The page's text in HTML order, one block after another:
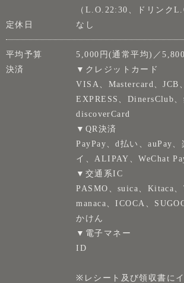
（L.O.22:30、ドリンク
定休日
なし
平均予算
5,000円(通常平均)／
決済
▼クレジットカード
VISA、Mastercard、JCB
EXPRESS、DinersClub、
discoverCard
▼QR決済
PayPay、d払い、auPay
イ、ALIPAY、WeChat
▼交通系IC
PASMO、suica、Kitaca、
manaca、ICOCA、
かけん
▼電子マネー
ID
※レシート及び領収書に